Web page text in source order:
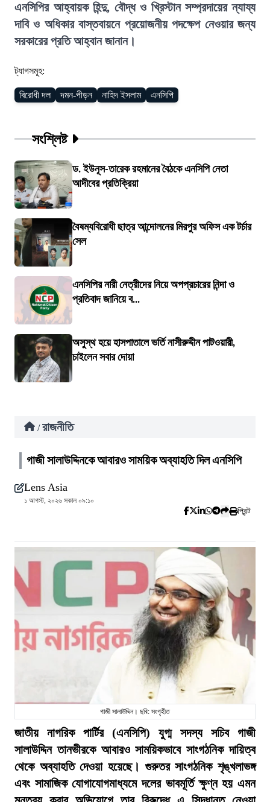
এনসিপির আহ্বায়ক হিন্দু, বৌদ্ধ ও খ্রিস্টান সম্প্রদায়ের ন্যায্য
দাবি ও অধিকার বাস্তবায়নে প্রয়োজনীয় পদক্ষেপ নেওয়ার জন্য
সরকারের প্রতি আহ্বান জানান।
ট্যাগসমূহ:
বিরোধী দল দমন-পীড়ন নাহিদ ইসলাম এনসিপি
সংশ্লিষ্ট
ড. ইউনূস-তারেক রহমানের বৈঠকে এনসিপি নেতা
আদীবের প্রতিক্রিয়া
বৈষম্যবিরোধী ছাত্র আন্দোলনের মিরপুর অফিস এক টর্চার
সেল
এনসিপির নারী নেত্রীদের নিয়ে অপপ্রচারের নিন্দা ও
প্রতিবাদ জানিয়ে ব...
অসুস্থ হয়ে হাসপাতালে ভর্তি নাসীরুদ্দীন পাটওয়ারী,
চাইলেন সবার দোয়া
/ রাজনীতি
গাজী সালাউদ্দিনকে আবারও সাময়িক অব্যাহতি দিল এনসিপি
Lens Asia
১ আগস্ট, ২০২৬ সকাল ০৯:১০
প্রিন্ট
গাজী সালাউদ্দিন। ছবি: সংগৃহীত
জাতীয় নাগরিক পার্টির (এনসিপি) যুগ্ম সদস্য সচিব গাজী
সালাউদ্দিন তানভীরকে আবারও সাময়িকভাবে সাংগঠনিক দায়িত্ব
থেকে অব্যাহতি দেওয়া হয়েছে। গুরুতর সাংগঠনিক শৃঙ্খলাভঙ্গ
এবং সামাজিক যোগাযোগমাধ্যমে দলের ভাবমূর্তি ক্ষুণ্ন হয় এমন